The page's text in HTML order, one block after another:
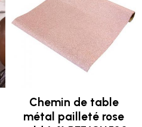
Chemin de table
métal pailleté rose